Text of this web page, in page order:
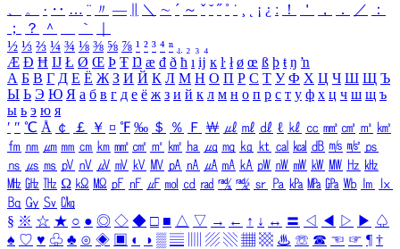
、
。 · ‥ … ¨ 〃 ― ＼ ∼ ´ ～ ˇ ˘ ˝ ˚ ˙ ¸ ¡ ¿ ː ！ ＇ ， ． ／
：
；
？ ＾ ｀
½ ⅓ ⅔ ¼ ¾ ⅛ ⅜ ⅝ ⅞ ¹ ² ³ ⁴ ⁿ ₁ ₂ ₃ ₄
Æ Ð Ħ Ĳ Ł Ø Œ Þ Ŧ Ŋ æ đ ð ħ ı ĳ ĸ ŀ ł ø œ ß þ ŧ ŋ ŉ
А Б В Г Д Е Ё Ж З И Й К Л М Н О П Р С Т У Ф Х Ц Ч Ш Щ Ъ
Ы Ь Э Ю Я а б в г д е ё ж з и й к л м н о п р с т у ф х ц ч ш щ ъ
ы ь э ю я
′ ″ ℃ Å ￠ ￡ ￥ ¤ ℉ ‰ ＄ ％ Ｆ ￦ ㎕ ㎖ ㎗ ℓ ㎘ ㏄ ㎣ ㎤ ㎥ ㎦
㎙ ㎚ ㎛ ㎜ ㎝ ㎞ ㎟ ㎠ ㎡ ㎢ ㏊ ㎍ ㎎ ㎏ ㏏ ㎈ ㎉ ㏈ ㎧ ㎨ ㎰
㎱ ㎲ ㎳ ㎴ ㎵ ㎶ ㎷ ㎸ ㎹ ㎀ ㎁ ㎂ ㎃ ㎄ ㎺ ㎻ ㎽ ㎾ ㎿ ㎐ ㎑
㎒ ㎓ ㎔ Ω ㏀ ㏁ ㎊ ㎋ ㎌ ㏖ ㏅ ㎭ ㎮ ㎯ ㏛ ㎩ ㎪ ㎫ ㎬ ㏝ ㏐
㏓
㏃ ㏉ ㏜ ㏆
§ ※ ☆ ★ ○ ● ◎ ◇ ◆ □ ■ △ ▽ → ← ↑ ↓ ↔ 〓 ◁ ◀ ▷ ▶ ♤
♠ ♡ ♥ ♧ ♣ ⊙ ◈ ▣ ◐ ◑ ▒ ▤ ▨ ▧ ▦ ▩ ♨ ☏ ☎ ☜ ☞ ¶ †